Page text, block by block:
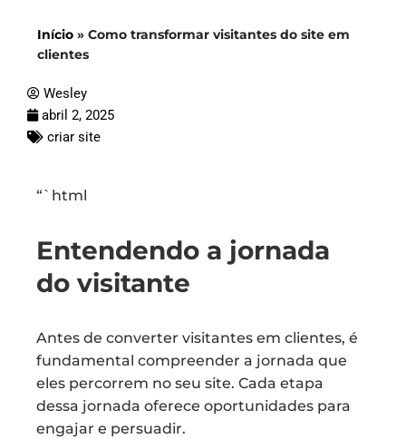
Início » Como transformar visitantes do site em
clientes
Wesley
abril 2, 2025
criar site
“`html
Entendendo a jornada
do visitante
Antes de converter visitantes em clientes, é
fundamental compreender a jornada que
eles percorrem no seu site. Cada etapa
dessa jornada oferece oportunidades para
engajar e persuadir.